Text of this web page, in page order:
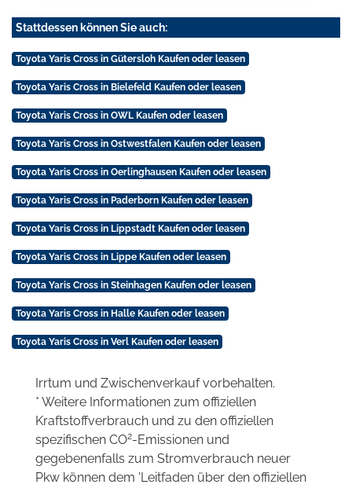
Stattdessen können Sie auch:
Toyota Yaris Cross in Gütersloh Kaufen oder leasen
Toyota Yaris Cross in Bielefeld Kaufen oder leasen
Toyota Yaris Cross in OWL Kaufen oder leasen
Toyota Yaris Cross in Ostwestfalen Kaufen oder leasen
Toyota Yaris Cross in Oerlinghausen Kaufen oder leasen
Toyota Yaris Cross in Paderborn Kaufen oder leasen
Toyota Yaris Cross in Lippstadt Kaufen oder leasen
Toyota Yaris Cross in Lippe Kaufen oder leasen
Toyota Yaris Cross in Steinhagen Kaufen oder leasen
Toyota Yaris Cross in Halle Kaufen oder leasen
Toyota Yaris Cross in Verl Kaufen oder leasen
Irrtum und Zwischenverkauf vorbehalten.
* Weitere Informationen zum offiziellen
Kraftstoffverbrauch und zu den offiziellen
spezifischen CO2-Emissionen und
gegebenenfalls zum Stromverbrauch neuer
Pkw können dem 'Leitfaden über den offiziellen